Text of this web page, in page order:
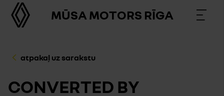
MŪSA MOTORS RĪGA
atpakaļ uz sarakstu
CONVERTED BY